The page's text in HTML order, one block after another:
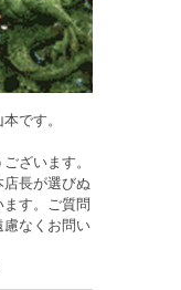
です。
ざいます。
長が選びぬ
す。ご質問
慮なくお問い